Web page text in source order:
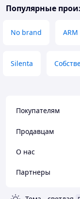
Популярные
No brand ARM
Silenta
Покупателям
Продавцам
О нас
Партнеры